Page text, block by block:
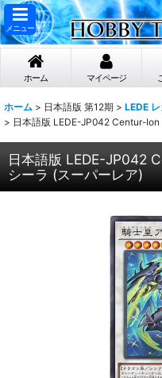
メニュー
ホーム マイページ
ホーム > 日本語版 第12期 > LEDE
> 日本語版 LEDE-JP042 Centur-
日本語版 LEDE-JP042
シーラ (スーパーレア)